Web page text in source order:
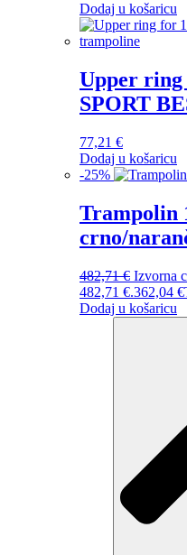
Dodaj u košaricu
Upper
SPORT
77,21 €
Dodaj u košaricu
-25%
Trampolin
crno/
482,71€ Izvorna
482,71 €.362,04 €
Dodaj u košaricu